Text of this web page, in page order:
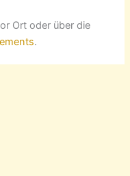
Ort oder über die
.